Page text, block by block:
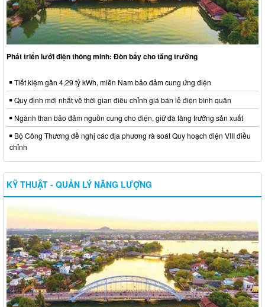
Phát triển lưới điện thông minh: Đòn bẩy cho tăng trưởng
Tiết kiệm gần 4,29 tỷ kWh, miền Nam bảo đảm cung ứng điện
Quy định mới nhất về thời gian điều chỉnh giá bán lẻ điện bình quân
Ngành than bảo đảm nguồn cung cho điện, giữ đà tăng trưởng sản xuất
Bộ Công Thương đề nghị các địa phương rà soát Quy hoạch điện VIII điều
chỉnh
KỸ THUẬT - QUẢN LÝ NĂNG LƯỢNG